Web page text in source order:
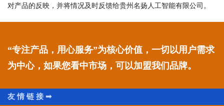
对产品的反映，并将情况及时反馈给贵州名扬人工智能有限公司。
“专注产品，用心服务”为核心价值，一切以用户需求
为中心，如果您看中市场，可以加盟我们品牌。